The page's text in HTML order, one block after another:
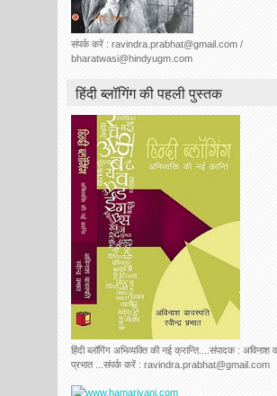
संपर्क करें : ravindra.prabhat@gmail.com /
bharatwasi@hindyugm.com
हिंदी ब्लॉगिंग की पहली पुस्तक
हिंदी ब्लॉगिंग अभिव्यक्ति की नई क्रान्ति....संपादक : अविनाश
प्रभात ...संपर्क करें : ravindra.prabhat@gmail.com